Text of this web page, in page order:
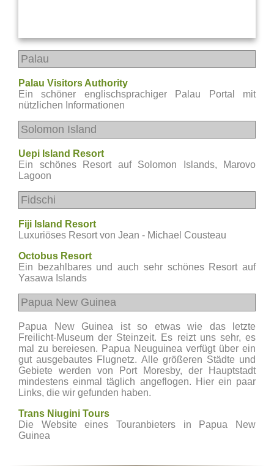
Palau
Palau Visitors Authority
Ein schöner englischsprachiger Palau Portal mit
nützlichen Informationen
Solomon Island
Uepi Island Resort
Ein schönes Resort auf Solomon Islands, Marovo
Lagoon
Fidschi
Fiji Island Resort
Luxuriöses Resort von Jean - Michael Cousteau
Octobus Resort
Ein bezahlbares und auch sehr schönes Resort auf
Yasawa Islands
Papua New Guinea
Papua New Guinea ist so etwas wie das letzte
Freilicht-Museum der Steinzeit. Es reizt uns sehr, es
mal zu bereiesen. Papua Neuguinea verfügt über ein
gut ausgebautes Flugnetz. Alle größeren Städte und
Gebiete werden von Port Moresby, der Hauptstadt
mindestens einmal täglich angeflogen. Hier ein paar
Links, die wir gefunden haben.
Trans Niugini Tours
Die Website eines Touranbieters in Papua New
Guinea